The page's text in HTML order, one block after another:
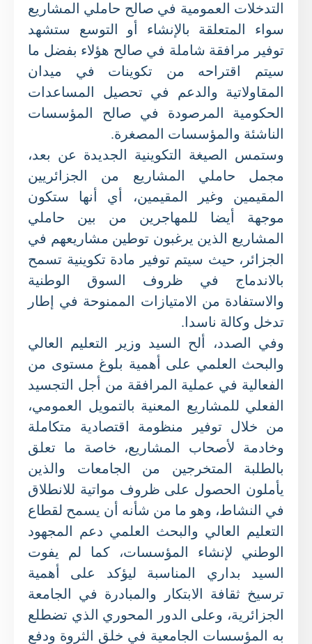
التدخلات العمومية في صالح حاملي المشاريع
سواء المتعلقة بالإنشاء أو التوسع ستشهد
توفير مرافقة شاملة في صالح هؤلاء بفضل ما
سيتم اقتراحه من تكوينات في ميدان
المقاولاتية والدعم في تحصيل المساعدات
الحكومية المرصودة في صالح المؤسسات
الناشئة والمؤسسات المصغرة.
وستمس الصيغة التكوينية الجديدة عن بعد،
مجمل حاملي المشاريع من الجزائريين
المقيمين وغير المقيمين، أي أنها ستكون
موجهة أيضا للمهاجرين من بين حاملي
المشاريع الذين يرغبون توطين مشاريعهم في
الجزائر، حيث سيتم توفير مادة تكوينية تسمح
بالاندماج في ظروف السوق الوطنية
والاستفادة من الامتيازات الممنوحة في إطار
تدخل وكالة ناسدا.
وفي الصدد، ألح السيد وزير التعليم العالي
والبحث العلمي على أهمية بلوغ مستوى من
الفعالية في عملية المرافقة من أجل التجسيد
الفعلي للمشاريع المعنية بالتمويل العمومي،
من خلال توفير منظومة اقتصادية متكاملة
وخادمة لأصحاب المشاريع، خاصة ما تعلق
بالطلبة المتخرجين من الجامعات والذين
يأملون الحصول على ظروف مواتية للانطلاق
في النشاط، وهو ما من شأنه أن يسمح لقطاع
التعليم العالي والبحث العلمي دعم المجهود
الوطني لإنشاء المؤسسات، كما لم يفوت
السيد بداري المناسبة ليؤكد على أهمية
ترسيخ ثقافة الابتكار والمبادرة في الجامعة
الجزائرية، وعلى الدور المحوري الذي تضطلع
به المؤسسات الجامعية في خلق الثروة ودفع